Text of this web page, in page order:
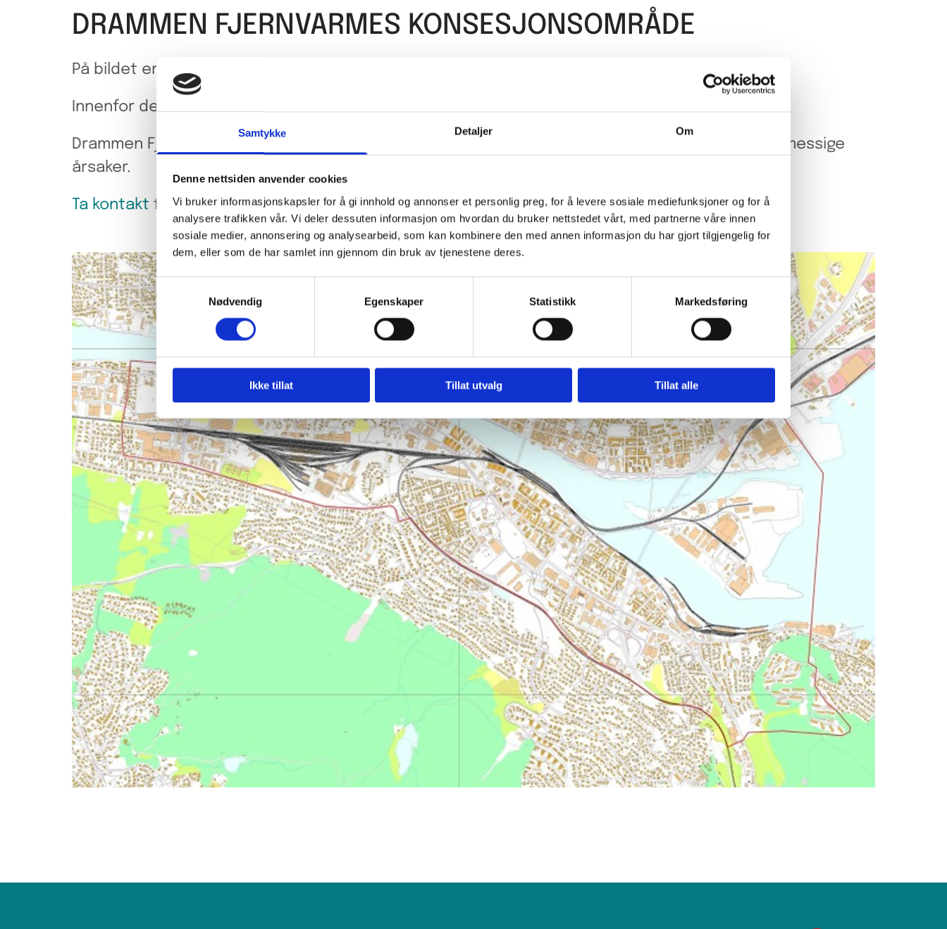
Samtykke Detaljer Om
Denne nettsiden anvender cookies
Vi bruker informasjonskapsler for å gi innhold og annonser et personlig preg, for å levere sosiale mediefunksjoner og for å
analysere trafikken vår. Vi deler dessuten informasjon om hvordan du bruker nettstedet vårt, med partnerne våre innen
sosiale medier, annonsering og analysearbeid, som kan kombinere den med annen informasjon du har gjort tilgjengelig for
dem, eller som de har samlet inn gjennom din bruk av tjenestene deres.
Samtykkevalg
Nødvendig
Egenskaper Statistikk Markedsføring
Ikke tillat Tillat utvalg Tillat alle
DRAMMEN FJERNVARMES KONSESJONSOMRÅDE
På bildet er Drammen Fjernvarmes konsesjonsområde merket med en rød linje.
Innenfor dette området leveres miljøvennlig fjernvarme.
Drammen Fjernvarme har ikke lov til å vise hvor fjernvarmerørene ligger nedgravd av sikkerhetsmessige
årsaker.
Ta kontakt for mer detaljert informasjon.